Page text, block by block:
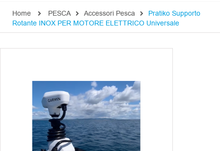
Home PESCA Accessori Pesca
Pratiko Supporto
Rotante INOX PER MOTORE ELETTRICO Universale